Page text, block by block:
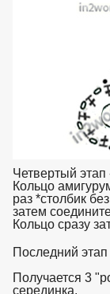
Четвертый
Кольцо
раз *столбик
затем
Кольцо сразу
Последний этап
Получается 3
серединка.